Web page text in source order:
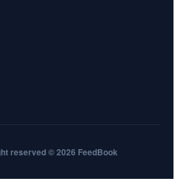
reserved © 2026 FeedBook